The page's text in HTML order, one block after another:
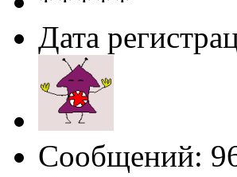
Дата
Сообщений: